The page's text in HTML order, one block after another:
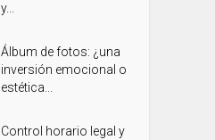
y...
Álbum de fotos: ¿una
inversión emocional o
estética...
Control horario legal y